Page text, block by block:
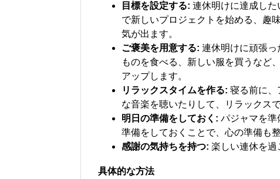
目標を設定する: 連休明けに達成し
で新しいプロジェクトを始める、趣
気が出ます。
ご褒美を用意する: 連休明けに頑張
ものを食べる、新しい服を買うなど
アップします。
リラックスタイムを作る: 寝る前に、
な音楽を聴いたりして、リラックス
明日の準備をしておく: パジャマを準
準備をしておくことで、心の準備も
感謝の気持ちを持つ: 楽しい連休を過
具体的な方法